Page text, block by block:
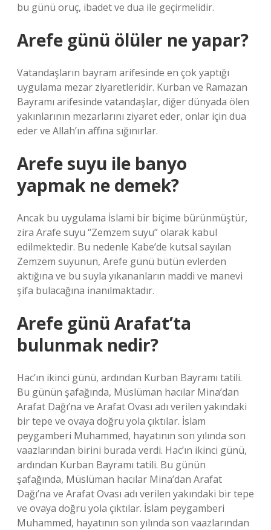
bu günü oruç, ibadet ve dua ile geçirmelidir.
Arefe günü ölüler ne yapar?
Vatandaşların bayram arifesinde en çok yaptığı
uygulama mezar ziyaretleridir. Kurban ve Ramazan
Bayramı arifesinde vatandaşlar, diğer dünyada ölen
yakınlarının mezarlarını ziyaret eder, onlar için dua
eder ve Allah’ın affına sığınırlar.
Arefe suyu ile banyo
yapmak ne demek?
Ancak bu uygulama İslami bir biçime bürünmüştür,
zira Arafe suyu “Zemzem suyu” olarak kabul
edilmektedir. Bu nedenle Kabe’de kutsal sayılan
Zemzem suyunun, Arefe günü bütün evlerden
aktığına ve bu suyla yıkananların maddi ve manevi
şifa bulacağına inanılmaktadır.
Arefe günü Arafat’ta
bulunmak nedir?
Hac’ın ikinci günü, ardından Kurban Bayramı tatili.
Bu günün şafağında, Müslüman hacılar Mina’dan
Arafat Dağı’na ve Arafat Ovası adı verilen yakındaki
bir tepe ve ovaya doğru yola çıktılar. İslam
peygamberi Muhammed, hayatının son yılında son
vaazlarından birini burada verdi. Hac’ın ikinci günü,
ardından Kurban Bayramı tatili. Bu günün
şafağında, Müslüman hacılar Mina’dan Arafat
Dağı’na ve Arafat Ovası adı verilen yakındaki bir tepe
ve ovaya doğru yola çıktılar. İslam peygamberi
Muhammed, hayatının son yılında son vaazlarından